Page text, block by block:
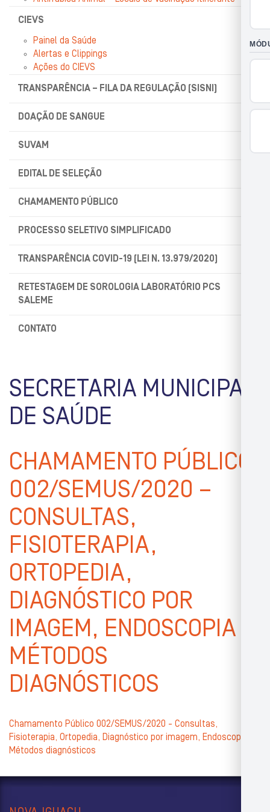
CIEVS
Painel da Saúde
Alertas e Clippings
Ações do CIEVS
TRANSPARÊNCIA – FILA DA REGULAÇÃO (SISNI)
DOAÇÃO DE SANGUE
SUVAM
EDITAL DE SELEÇÃO
CHAMAMENTO PÚBLICO
PROCESSO SELETIVO SIMPLIFICADO
TRANSPARÊNCIA COVID-19 (LEI N. 13.979/2020)
RETESTAGEM DE SOROLOGIA LABORATÓRIO PCS
SALEME
CONTATO
SECRETARIA MUNICIPAL
DE SAÚDE
CHAMAMENTO PÚBLICO
002/SEMUS/2020 –
CONSULTAS,
FISIOTERAPIA,
ORTOPEDIA,
DIAGNÓSTICO POR
IMAGEM, ENDOSCOPIA E
MÉTODOS
DIAGNÓSTICOS
Chamamento Público 002/SEMUS/2020 - Consultas,
Fisioterapia, Ortopedia, Diagnóstico por imagem, Endoscopia e
Métodos diagnósticos